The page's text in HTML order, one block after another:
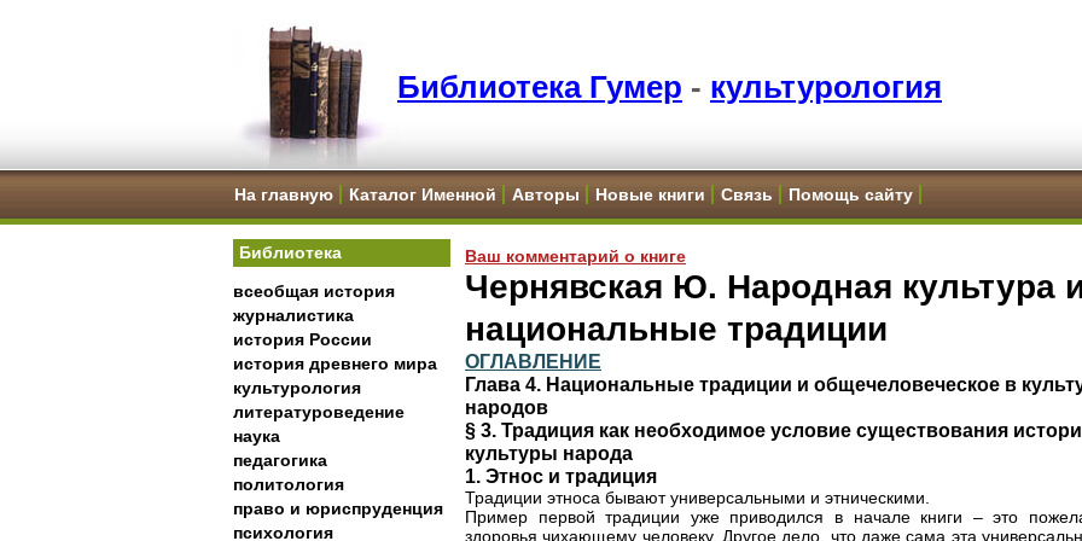
Библиотека Гумер - культурология
На главную Каталог Именной Авторы Новые книги Связь Помощь сайту
Библиотека
всеобщая история
журналистика
история России
история древнего мира
культурология
литературоведение
наука
педагогика
политология
право и юриспруденция
психология
Ваш комментарий о книге
Чернявская Ю. Народная культура
национальные традиции
ОГЛАВЛЕНИЕ
Глава 4. Национальные традиции и общечеловеческое в
народов
§ 3. Традиция как необходимое условие существования
культуры народа
1. Этнос и традиция
Традиции этноса бывают универсальными и этническими.
Пример первой традиции уже приводился в начале книги – это
здоровья чихающему человеку. Другое дело, что даже сама эта